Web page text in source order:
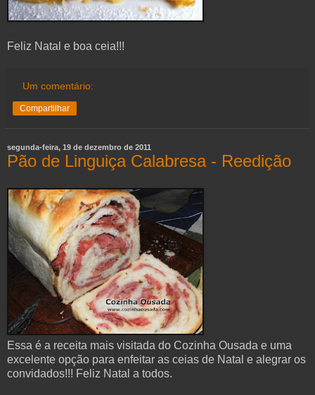
Feliz Natal e boa ceia!!!
Um comentário:
Compartilhar
segunda-feira, 19 de dezembro de 2011
Pão de Linguiça Calabresa - Reedição
Essa é a receita mais visitada do Cozinha Ousada e uma
excelente opção para enfeitar as ceias de Natal e alegrar os
convidados!!! Feliz Natal a todos.